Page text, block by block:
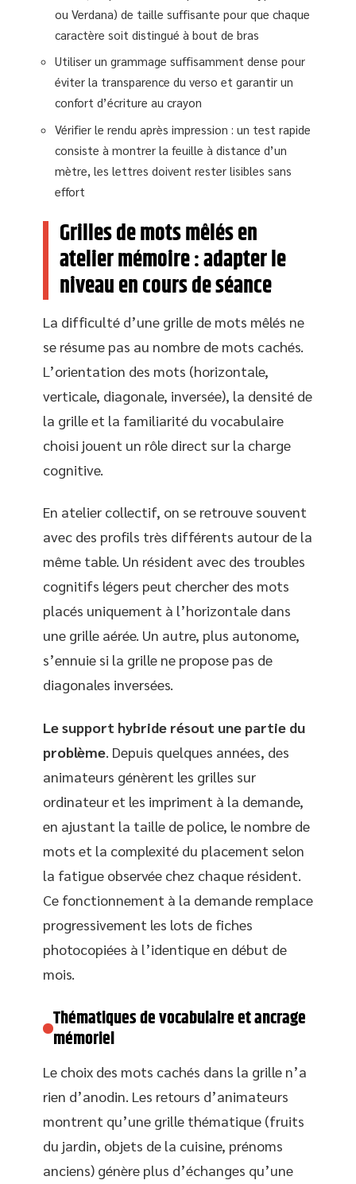
ou Verdana) de taille suffisante pour que chaque
caractère soit distingué à bout de bras
Utiliser un grammage suffisamment dense pour
éviter la transparence du verso et garantir un
confort d’écriture au crayon
Vérifier le rendu après impression : un test rapide
consiste à montrer la feuille à distance d’un
mètre, les lettres doivent rester lisibles sans
effort
Grilles de mots mêlés en
atelier mémoire : adapter le
niveau en cours de séance
La difficulté d’une grille de mots mêlés ne
se résume pas au nombre de mots cachés.
L’orientation des mots (horizontale,
verticale, diagonale, inversée), la densité de
la grille et la familiarité du vocabulaire
choisi jouent un rôle direct sur la charge
cognitive.
En atelier collectif, on se retrouve souvent
avec des profils très différents autour de la
même table. Un résident avec des troubles
cognitifs légers peut chercher des mots
placés uniquement à l’horizontale dans
une grille aérée. Un autre, plus autonome,
s’ennuie si la grille ne propose pas de
diagonales inversées.
Le support hybride résout une partie du
problème. Depuis quelques années, des
animateurs génèrent les grilles sur
ordinateur et les impriment à la demande,
en ajustant la taille de police, le nombre de
mots et la complexité du placement selon
la fatigue observée chez chaque résident.
Ce fonctionnement à la demande remplace
progressivement les lots de fiches
photocopiées à l’identique en début de
mois.
Thématiques de vocabulaire et ancrage
mémoriel
Le choix des mots cachés dans la grille n’a
rien d’anodin. Les retours d’animateurs
montrent qu’une grille thématique (fruits
du jardin, objets de la cuisine, prénoms
anciens) génère plus d’échanges qu’une